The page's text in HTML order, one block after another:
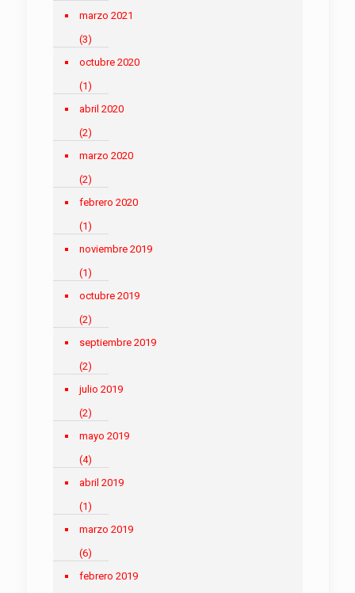
marzo 2021
(3)
octubre 2020
(1)
abril 2020
(2)
marzo 2020
(2)
febrero 2020
(1)
noviembre 2019
(1)
octubre 2019
(2)
septiembre 2019
(2)
julio 2019
(2)
mayo 2019
(4)
abril 2019
(1)
marzo 2019
(6)
febrero 2019